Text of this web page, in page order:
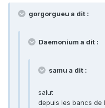
gorgorgueu a dit :
Daemonium a dit :
samu a dit :
salut
depuis les bancs de